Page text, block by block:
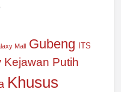
Mall Gubeng ITS
Kejawan Putih
Khusus